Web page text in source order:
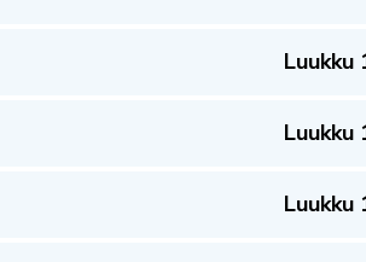
Luukku
Luukku
Luukku